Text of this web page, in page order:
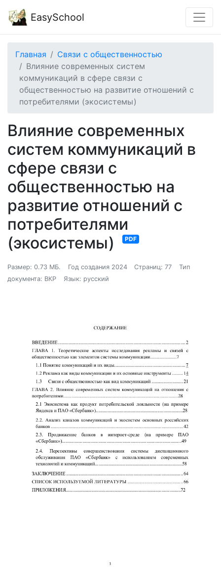
EasySchool
Главная
Связи с общественностью
Влияние современных систем
коммуникаций в сфере связи с
общественностью на развитие отношений с
потребителями (экосистемы)
Влияние современных
систем коммуникаций в
сфере связи с
общественностью на
развитие отношений с
потребителями
(экосистемы)
PDF
Размер: 0.73 МБ. Год создания 2024 Страниц: 77
Тип
документа: ВКР
Язык: русский